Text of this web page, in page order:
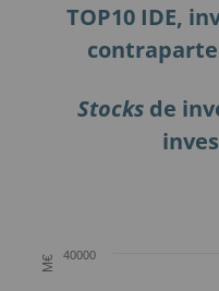
TOP10 IDE,
Stocks de